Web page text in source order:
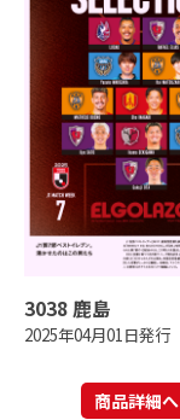
3038 鹿島
2025年04月01日発行
商品詳細へ